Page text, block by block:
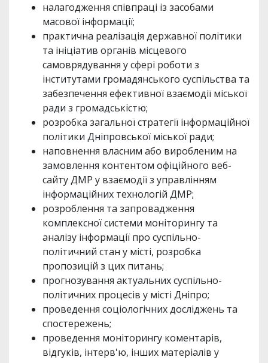
налагодження співпраці із засобами
масової інформації;
практична реалізація державної політики
та ініціатив органів місцевого
самоврядування у сфері роботи з
інститутами громадянського суспільства та
забезпечення ефективної взаємодії міської
ради з громадськістю;
розробка загальної стратегії інформаційної
політики Дніпровської міської ради;
наповнення власним або виробленим на
замовлення контентом офіційного веб-
сайту ДМР у взаємодії з управлінням
інформаційних технологій ДМР;
розроблення та запровадження
комплексної системи моніторингу та
аналізу інформації про суспільно-
політичний стан у місті, розробка
пропозицій з цих питань;
прогнозування актуальних суспільно-
політичних процесів у місті Дніпро;
проведення соціологічних досліджень та
спостережень;
проведення моніторингу коментарів,
відгуків, інтерв'ю, інших матеріалів у